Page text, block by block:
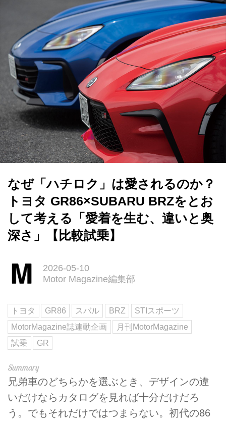
なぜ「ハチロク」は愛されるのか？
トヨタ GR86×SUBARU BRZをとお
して考える「愛着を生む、違いと奥
深さ」【比較試乗】
2026-05-10
Motor Magazine編集部
トヨタ GR86 スバル BRZ
STIスポーツ
MotorMagazine誌連動企画
月刊MotorMagazine
試乗
GR
兄弟車のどちらかを選ぶとき、デザインの違
いだけならカタログを見れば十分だけだろ
う。でもそれだけではつまらない。初代の86